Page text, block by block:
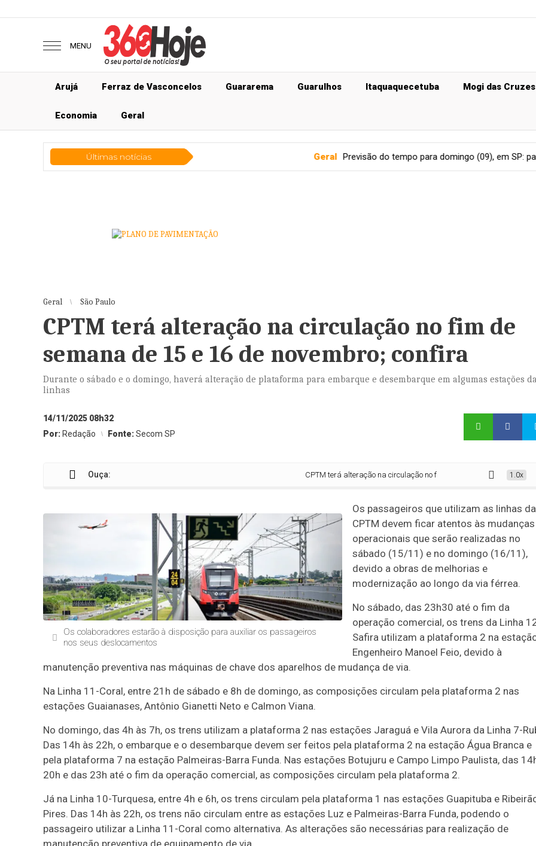
MENU
Arujá Ferraz de Vasconcelos Guararema Guarulhos Itaquaquecetuba Mogi das Cruzes
Economia Geral
Últimas notícias Previsão do tempo para domingo (09), em SP: pancadas de
Geral São Paulo
CPTM terá alteração na circulação no fim de
semana de 15 e 16 de novembro; confira
Durante o sábado e o domingo, haverá alteração de plataforma para embarque e desembarque em algumas estações
linhas
14/11/2025 08h32
Por: Redação Fonte:Secom SP
Ouça: CPTM terá alteração na circulação no fim de semana de 15 e 16 de1.0x
Os colaboradores estarão à disposição para auxiliar os passageiros
nos seus deslocamentos
Os passageiros que utilizam as linhas da
CPTM devem ficar atentos às mudanças
operacionais que serão realizadas no
sábado (15/11) e no domingo (16/11),
devido a obras de melhorias e
modernização ao longo da via férrea.
No sábado, das 23h30 até o fim da
operação comercial, os trens da Linha
Safira utilizam a plataforma 2 na
Engenheiro Manoel Feio, devido à
manutenção preventiva nas máquinas de chave dos aparelhos de mudança de via.
Na Linha 11-Coral, entre 21h de sábado e 8h de domingo, as composições circulam pela plataforma 2 nas
estações Guaianases, Antônio Gianetti Neto e Calmon Viana.
No domingo, das 4h às 7h, os trens utilizam a plataforma 2 nas estações Jaraguá e Vila Aurora da Linha 7-
Das 14h às 22h, o embarque e o desembarque devem ser feitos pela plataforma 2 na estação Água Branca e
pela plataforma 7 na estação Palmeiras-Barra Funda. Nas estações Botujuru e Campo Limpo Paulista, das
20h e das 23h até o fim da operação comercial, as composições circulam pela plataforma 2.
Já na Linha 10-Turquesa, entre 4h e 6h, os trens circulam pela plataforma 1 nas estações Guapituba e
Pires. Das 14h às 22h, os trens não circulam entre as estações Luz e Palmeiras-Barra Funda, podendo o
passageiro utilizar a Linha 11-Coral como alternativa. As alterações são necessárias para realização de
manutenção preventiva de equipamento de via.